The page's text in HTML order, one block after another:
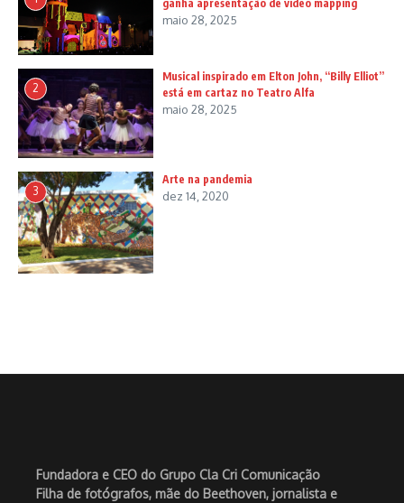
ganha apresentação de video mapping
maio 28, 2025
2
Musical inspirado em Elton John, “Billy Elliot”
está em cartaz no Teatro Alfa
maio 28, 2025
3
Arte na pandemia
dez 14, 2020
Fundadora e CEO do Grupo Cla Cri Comunicação
Filha de fotógrafos, mãe do Beethoven, jornalista e